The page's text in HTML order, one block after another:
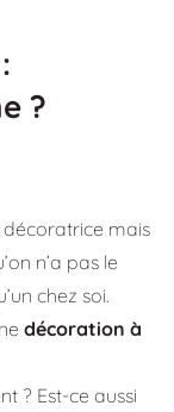
?
décoratrice mais
n’a pas le
chez soi.
décoration à
? Est-ce aussi